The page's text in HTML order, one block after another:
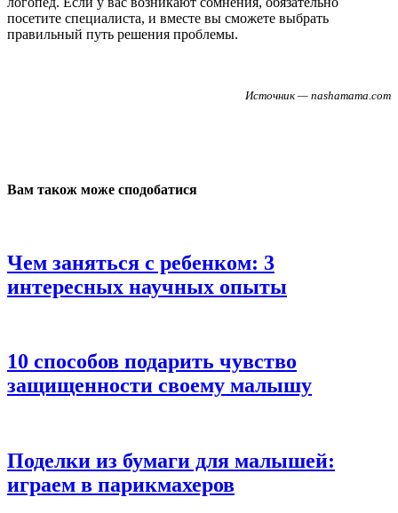
посетите специалиста, и вместе вы сможете выбрать
правильный путь решения проблемы.
Источник — nashamama.com
Вам також може сподобатися
Чем заняться с ребенком: 3
интересных научных опыты
10 способов подарить чувство
защищенности своему малышу
Поделки из бумаги для малышей:
играем в парикмахеров